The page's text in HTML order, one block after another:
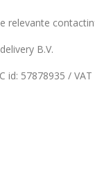
relevante
B.V.
id: 57878935 /